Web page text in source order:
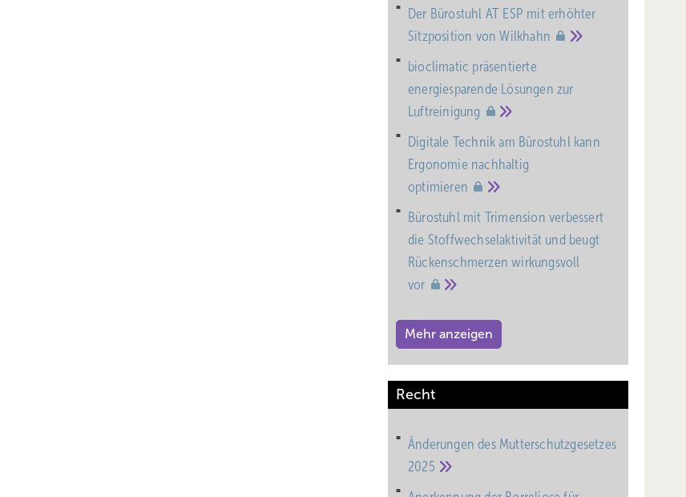
Der Bürostuhl AT ESP mit erhöhter
Sitzposition vonWilkhahn
bioclimatic präsentierte
energiesparende Lösungen zur
Luftreinigung
Digitale Technik am Bürostuhl kann
Ergonomie nachhaltig
optimieren
Bürostuhl mit Trimension verbessert
die Stoffwechselaktivität und beugt
Rückenschmerzen wirkungsvoll
vor
Mehr anzeigen
Recht
Änderungen des Mutterschutz­gesetzes
2025